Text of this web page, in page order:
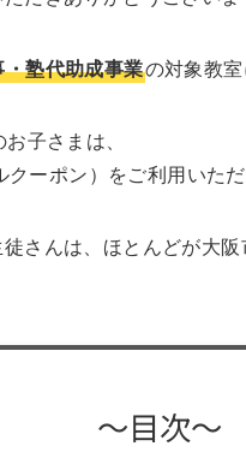
塾代助成事業の対象教室
子さまは、
ーポン）をご利用いただ
さんは、ほとんどが大
〜目次〜